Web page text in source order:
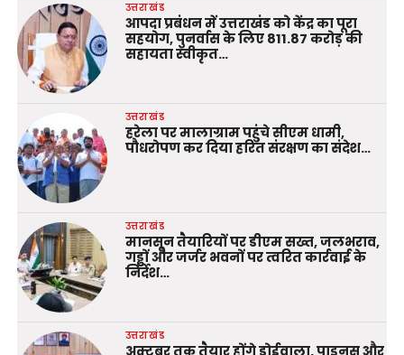
उत्तराखंड
आपदा प्रबंधन में उत्तराखंड को केंद्र का पूरा
सहयोग, पुनर्वास के लिए 811.87 करोड़ की
सहायता स्वीकृत…
उत्तराखंड
हरेला पर मालाग्राम पहुंचे सीएम धामी,
पौधरोपण कर दिया हरित संरक्षण का संदेश…
उत्तराखंड
मानसून तैयारियों पर डीएम सख्त, जलभराव,
गड्ढों और जर्जर भवनों पर त्वरित कार्रवाई के
निर्देश…
उत्तराखंड
अक्टूबर तक तैयार होंगे डोईवाला, पाइनस और